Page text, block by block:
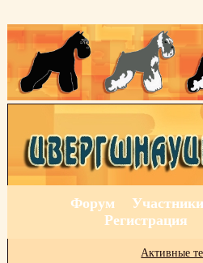
Форум Участники
Регистрация
Активные